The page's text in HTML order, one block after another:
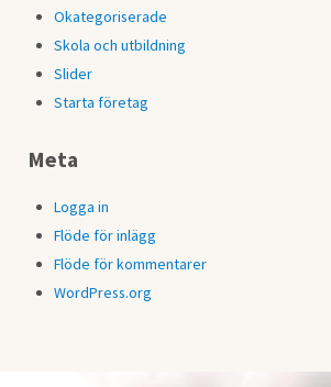
Okategoriserade
Skola och utbildning
Slider
Starta företag
Meta
Logga in
Flöde för inlägg
Flöde för kommentarer
WordPress.org